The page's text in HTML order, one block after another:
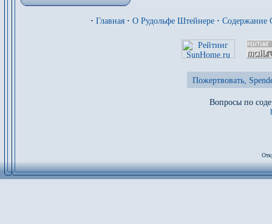
· Главная · О Рудольфе Штейнере · Содержание
Пожертвовать,
Вопросы по